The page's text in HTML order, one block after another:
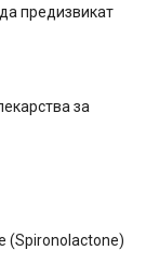
предизвикат
за
(Spironolactone)